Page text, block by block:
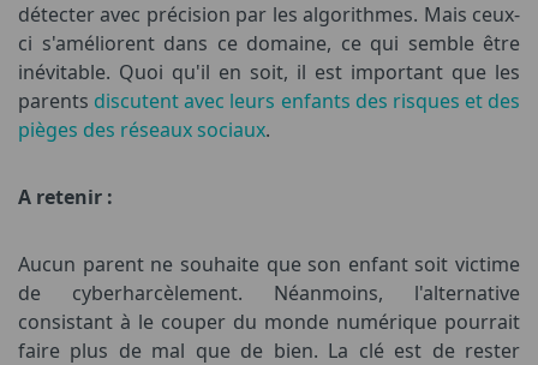
détecter avec précision par les algorithmes. Mais ceux-
ci s'améliorent dans ce domaine, ce qui semble être
inévitable. Quoi qu'il en soit, il est important que les
parents discutent avec leurs enfants des risques et des
pièges des réseaux sociaux.
A retenir :
Aucun parent ne souhaite que son enfant soit victime
de cyberharcèlement. Néanmoins, l'alternative
consistant à le couper du monde numérique pourrait
faire plus de mal que de bien. La clé est de rester